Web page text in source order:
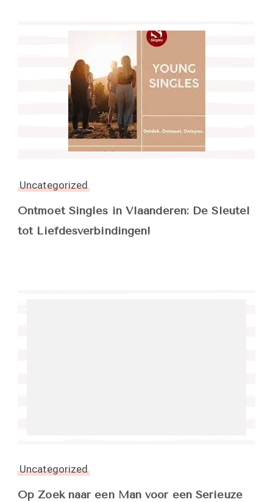
Uncategorized
Ontmoet Singles in Vlaanderen: De Sleutel
tot Liefdesverbindingen!
Uncategorized
Op Zoek naar een Man voor een Serieuze